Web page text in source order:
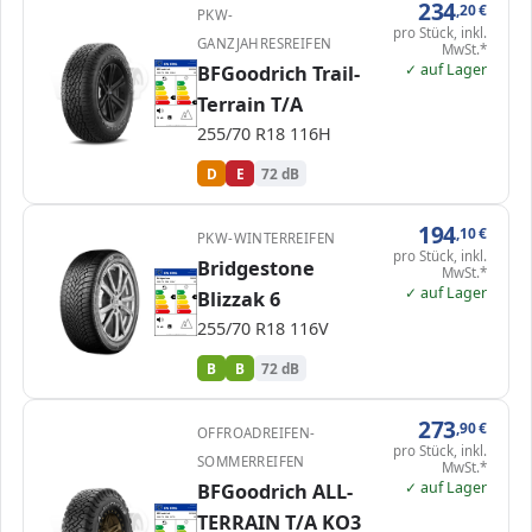
ENERG 1206984
BFGoodrich 550394
255/70 R18 116H C1
A
B
C
D
D
E
A
B
C
D
E E
72 dB
PKW-
GANZJAHRESREIFEN
BFGoodrich Trail-
Terrain T/A
255/70 R18 116H
D E 72 dB
234,20€
pro Stück, inkl.
MwSt.*
✓ auf Lager
ENERG 1994116
Bridgestone
28898
255/70 R18 116V
C1
A
B B
C
D
E
A
B B
C
D
E
72 dB
PKW-WINTERREIFEN
Bridgestone
Blizzak 6
255/70 R18 116V
B B 72 dB
194 ,10€
pro Stück, inkl.
MwSt.*
✓ auf Lager
ENERG
BFGoodrich
392868
255/70 R18 117S
C1
OFFROADREIFEN-
SOMMERREIFEN
BFGoodrich ALL-
TERRAIN T/A KO3
273,90€
pro Stück, inkl.
MwSt.*
✓ auf Lager